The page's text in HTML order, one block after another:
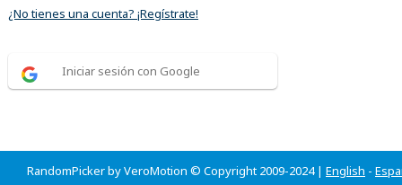
¿No tienes una cuenta? ¡Regístrate!
Iniciar sesión con Google
RandomPicker by VeroMotion © Copyright 2009-2024 | English -